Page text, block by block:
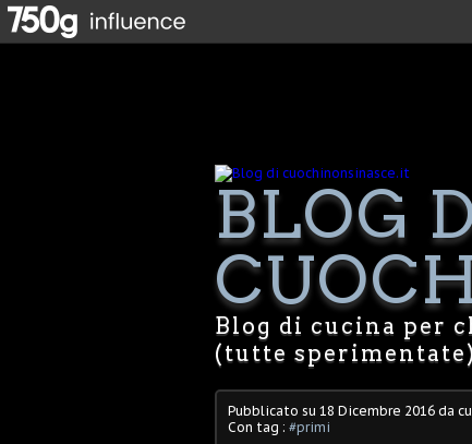
BLOG
Blog di cucina per
(tutte
Pubblicato su 18 Dicembre 2016 da
Con tag : #primi